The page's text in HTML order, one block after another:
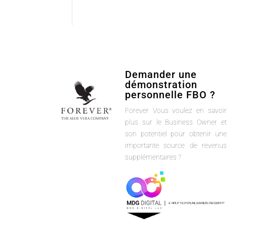
Demander une
démonstration
personnelle FBO ?
Forever Vous voulez en savoir
plus sur le Business Owner et
son potentiel pour obtenir une
importante source de revenus
supplémentaires ?